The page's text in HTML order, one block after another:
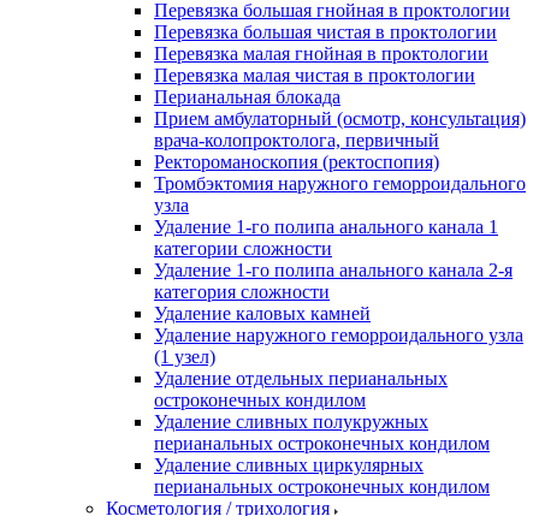
Перевязка большая гнойная в проктологии
Перевязка большая чистая в проктологии
Перевязка малая гнойная в проктологии
Перевязка малая чистая в проктологии
Перианальная блокада
Прием амбулаторный (осмотр, консультация)
врача-колопроктолога, первичный
Ректороманоскопия (ректоспопия)
Тромбэктомия наружного геморроидального
узла
Удаление 1-го полипа анального канала 1
категории сложности
Удаление 1-го полипа анального канала 2-я
категория сложности
Удаление каловых камней
Удаление наружного геморроидального узла
(1 узел)
Удаление отдельных перианальных
остроконечных кондилом
Удаление сливных полукружных
перианальных остроконечных кондилом
Удаление сливных циркулярных
перианальных остроконечных кондилом
Косметология / трихология